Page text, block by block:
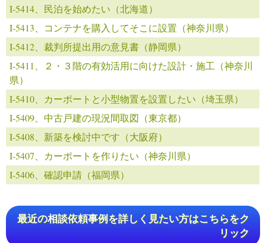
I-5414、民泊を始めたい（北海道）
I-5413、コンテナを購入してそこに設置（神奈川県）
I-5412、裁判所提出用の意見書（静岡県）
I-5411、２・３階の有効活用に向けた設計・施工（神奈川
県）
I-5410、カーポートと小型物置を設置したい（埼玉県）
I-5409、中古戸建の現況間取図（東京都）
I-5408、新築を検討中です（大阪府）
I-5407、カーポートを作りたい（神奈川県）
I-5406、確認申請（福岡県）
最近の相談依頼事例を詳しく見たい方はこちらをク
リック